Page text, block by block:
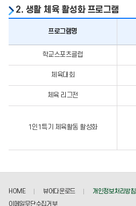
2. 생활 체육 활성화 프로그램
프로그램명
학교스포츠클럽
체육대회
체육 리그전
1인1특기 체육활동 활성화
HOME 뷰어다운로드 개인정보처리방침
이메일무단수집거부